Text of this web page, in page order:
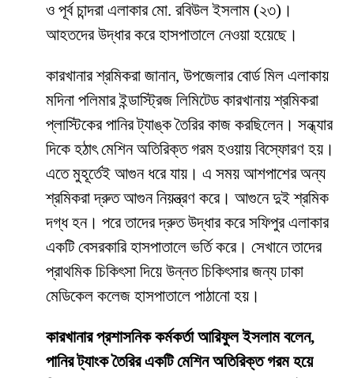
ও পূর্ব চান্দরা এলাকার মো. রবিউল ইসলাম (২৩)।
আহতদের উদ্ধার করে হাসপাতালে নেওয়া হয়েছে।
কারখানার শ্রমিকরা জানান, উপজেলার বোর্ড মিল এলাকায়
মদিনা পলিমার ইন্ডাস্ট্রিজ লিমিটেড কারখানায় শ্রমিকরা
প্লাস্টিকের পানির ট্যাঙ্ক তৈরির কাজ করছিলেন। সন্ধ্যার
দিকে হঠাৎ মেশিন অতিরিক্ত গরম হওয়ায় বিস্ফোরণ হয়।
এতে মুহূর্তেই আগুন ধরে যায়। এ সময় আশপাশের অন্য
শ্রমিকরা দ্রুত আগুন নিয়ন্ত্রণ করে। আগুনে দুই শ্রমিক
দগ্ধ হন। পরে তাদের দ্রুত উদ্ধার করে সফিপুর এলাকার
একটি বেসরকারি হাসপাতালে ভর্তি করে। সেখানে তাদের
প্রাথমিক চিকিৎসা দিয়ে উন্নত চিকিৎসার জন্য ঢাকা
মেডিকেল কলেজ হাসপাতালে পাঠানো হয়।
কারখানার প্রশাসনিক কর্মকর্তা আরিফুল ইসলাম বলেন,
পানির ট্যাংক তৈরির একটি মেশিন অতিরিক্ত গরম হয়ে